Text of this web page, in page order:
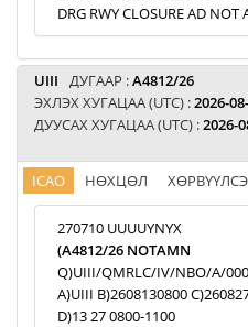
DRG RWY CLOSURE AD NOT
UIII ДУГААР :A4812/26
ЭХЛЭХ ХУГАЦАА (UTC) :2026-
ДУУСАХ ХУГАЦАА (UTC) :2026-
ICAO НӨХЦӨЛ
270710 UUUUYNYX
(A4812/26 NOTAMN
Q)UIII/QMRLC/IV/NBO/A/
A)UIII B)2608130800
D)13 27 0800-1100